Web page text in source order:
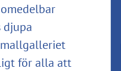
djupa
för alla att